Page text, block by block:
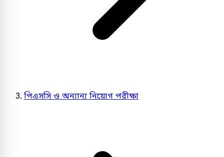
পিএসসি ও অন্যান্য নিয়োগ পরীক্ষা